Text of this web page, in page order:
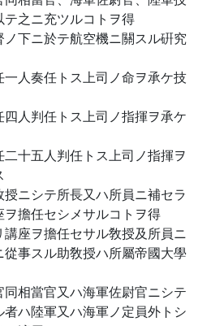
之ニ充ツルコトヲ得
下ニ於テ航空機ニ關スル硏究
一人奏任トス上司ノ命ヲ承ケ技
四人判任トス上司ノ指揮ヲ承ケ
十五人判任トス上司ノ指揮ヲ
ニシテ所長又ハ所員ニ補セラ
ヲ擔任セシメサルコトヲ得
座ヲ擔任セサル敎授及所員ニ
事スル助敎授ハ所屬帝國大學
相當官又ハ海軍佐尉官ニシテ
ハ陸軍又ハ海軍ノ定員外トシ